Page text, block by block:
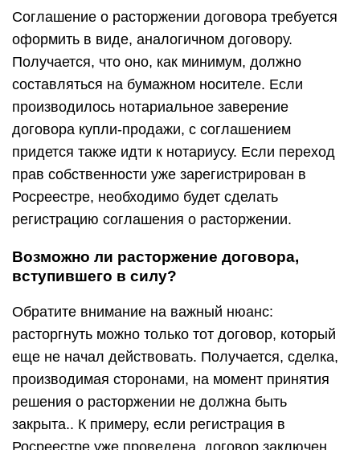
Соглашение о расторжении договора требуется
оформить в виде, аналогичном договору.
Получается, что оно, как минимум, должно
составляться на бумажном носителе. Если
производилось нотариальное заверение
договора купли-продажи, с соглашением
придется также идти к нотариусу. Если переход
прав собственности уже зарегистрирован в
Росреестре, необходимо будет сделать
регистрацию соглашения о расторжении.
Возможно ли расторжение договора,
вступившего в силу?
Обратите внимание на важный нюанс:
расторгнуть можно только тот договор, который
еще не начал действовать. Получается, сделка,
производимая сторонами, на момент принятия
решения о расторжении не должна быть
закрыта.. К примеру, если регистрация в
Росреестре уже проведена, договор заключен,